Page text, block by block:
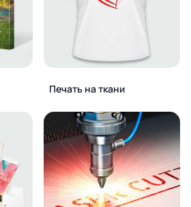
Печать на ткани